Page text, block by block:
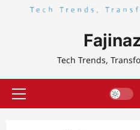
Tech Trends,
Primary